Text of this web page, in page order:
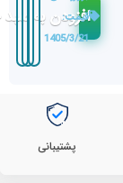
افزودن به
قیمت:
1405/3/21
پشتیبانی